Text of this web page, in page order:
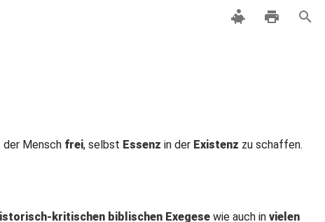
der Mensch frei, selbst Essenz in der Existenz zu schaffen.
kritischen biblischen Exegese wie auch in vielen